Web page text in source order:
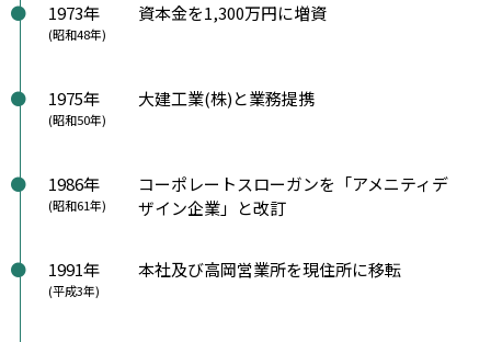
1973年
(昭和48年)
資本金を1,300万円に増資
1975年
(昭和50年)
大建工業(株)と業務提携
1986年
(昭和61年)
コーポレートスローガンを「アメニティデ
ザイン企業」と改訂
1991年
(平成3年)
本社及び高岡営業所を現住所に移転